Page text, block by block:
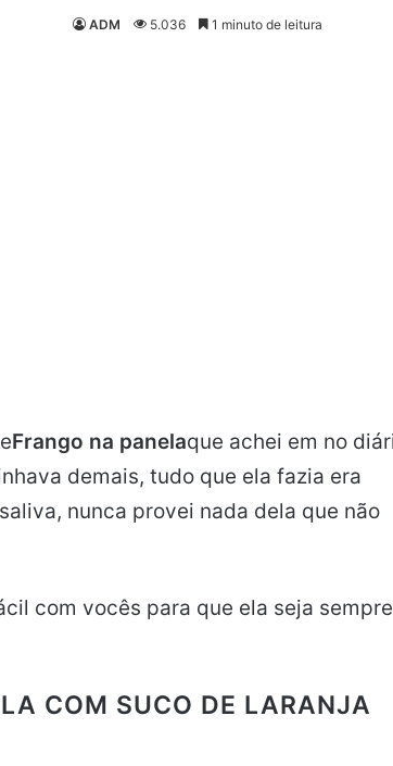
ADM 5.036 1 minuto de leitura
Frango na panelaque achei em no
demais, tudo que ela fazia era
nunca provei nada dela que não
com vocês para que ela seja sempre
COM SUCO DE LARANJA